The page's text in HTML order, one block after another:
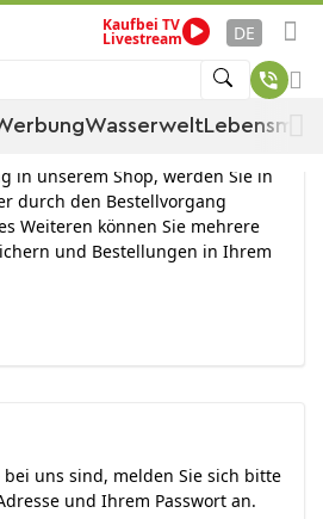
Kaufbei TV
Livestream DE
Wasserwelt
in unserem Shop, werden Sie in
durch den Bestellvorgang
Weiteren können Sie mehrere
und Bestellungen in Ihrem
bei uns sind, melden Sie sich bitte
und Ihrem Passwort an.